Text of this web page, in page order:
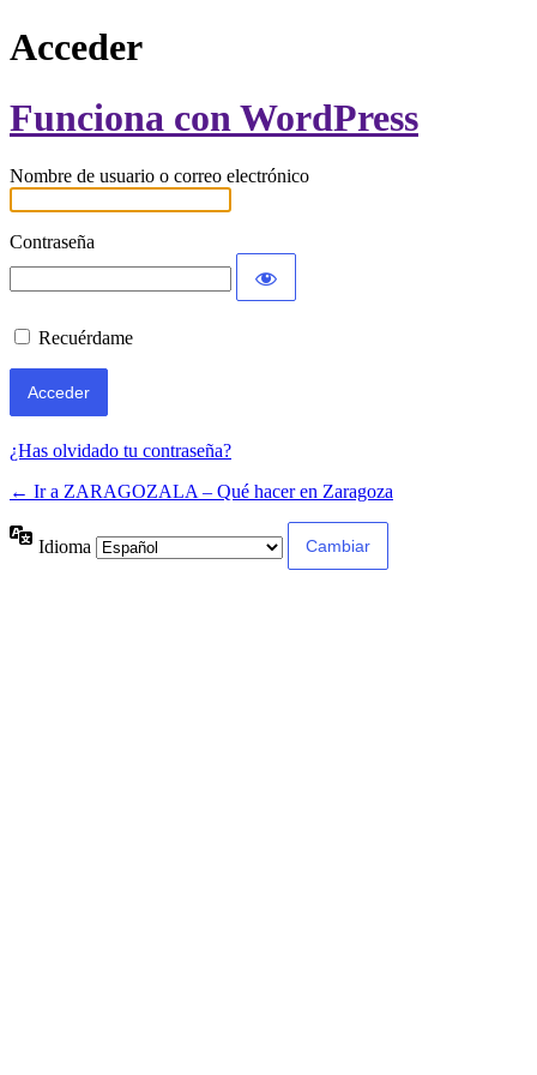
Acceder
Funciona con WordPress
Nombre de usuario o correo electrónico
Contraseña
Recuérdame
¿Has olvidado tu contraseña?
← Ir a ZARAGOZALA – Qué hacer en Zaragoza
Idioma